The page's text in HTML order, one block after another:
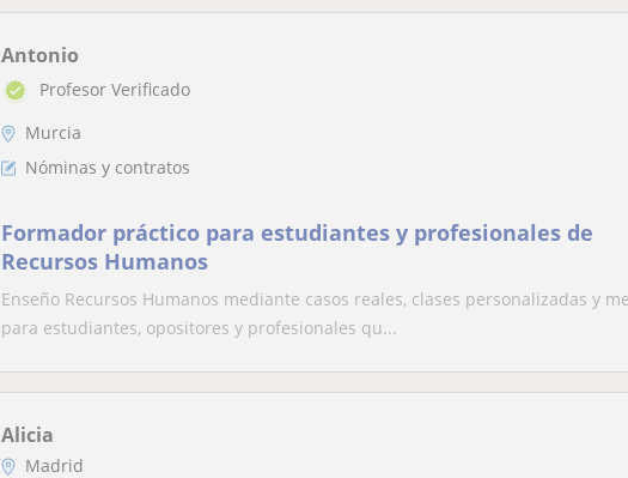
Antonio
Profesor Verificado
Murcia
Nóminas y contratos
Formador práctico para estudiantes y profesionales de
Recursos Humanos
Enseño Recursos Humanos mediante casos reales, clases personalizadas y
para estudiantes, opositores y profesionales qu...
Alicia
Madrid